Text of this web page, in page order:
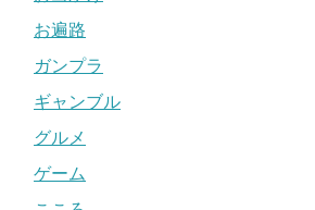
お遍路
ガンプラ
ギャンブル
グルメ
ゲーム